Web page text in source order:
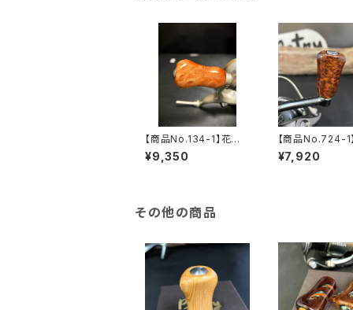
【商品No.134-1】花梨
瘤 Small Gourd Kno
b 艶あり
¥9,350
【商品No.724-1
ングチップノブ
クウッド
¥7,920
その他の商品